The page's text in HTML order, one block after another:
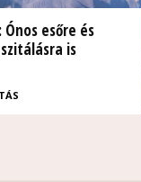
esőre és
is